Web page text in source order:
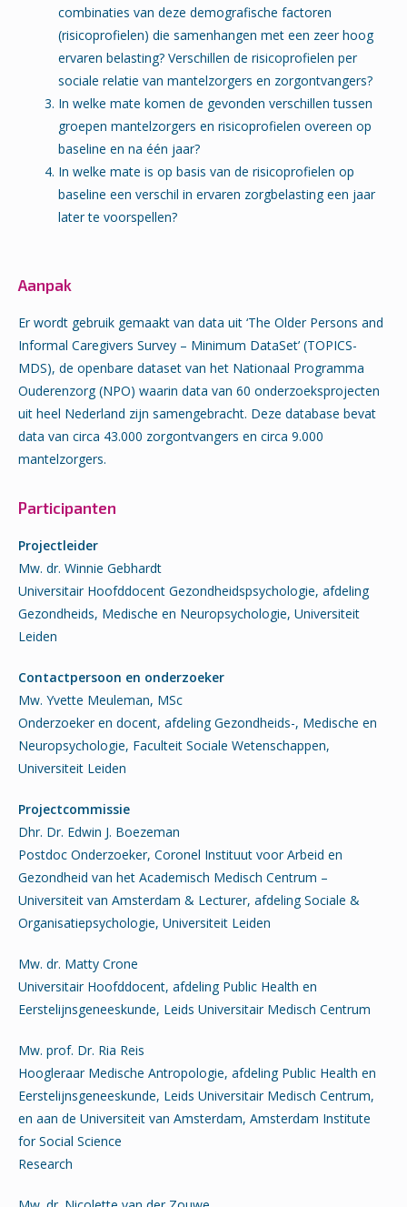
combinaties van deze demografische factoren
(risicoprofielen) die samenhangen met een zeer hoog
ervaren belasting? Verschillen de risicoprofielen per
sociale relatie van mantelzorgers en zorgontvangers?
In welke mate komen de gevonden verschillen tussen
groepen mantelzorgers en risicoprofielen overeen op
baseline en na één jaar?
In welke mate is op basis van de risicoprofielen op
baseline een verschil in ervaren zorgbelasting een jaar
later te voorspellen?
Aanpak
Er wordt gebruik gemaakt van data uit ‘The Older Persons and
Informal Caregivers Survey – Minimum DataSet’ (TOPICS-
MDS), de openbare dataset van het Nationaal Programma
Ouderenzorg (NPO) waarin data van 60 onderzoeksprojecten
uit heel Nederland zijn samengebracht. Deze database bevat
data van circa 43.000 zorgontvangers en circa 9.000
mantelzorgers.
Participanten
Projectleider
Mw. dr. Winnie Gebhardt
Universitair Hoofddocent Gezondheidspsychologie, afdeling
Gezondheids, Medische en Neuropsychologie, Universiteit
Leiden
Contactpersoon en onderzoeker
Mw. Yvette Meuleman, MSc
Onderzoeker en docent, afdeling Gezondheids-, Medische en
Neuropsychologie, Faculteit Sociale Wetenschappen,
Universiteit Leiden
Projectcommissie
Dhr. Dr. Edwin J. Boezeman
Postdoc Onderzoeker, Coronel Instituut voor Arbeid en
Gezondheid van het Academisch Medisch Centrum –
Universiteit van Amsterdam & Lecturer, afdeling Sociale &
Organisatiepsychologie, Universiteit Leiden
Mw. dr. Matty Crone
Universitair Hoofddocent, afdeling Public Health en
Eerstelijnsgeneeskunde, Leids Universitair Medisch Centrum
Mw. prof. Dr. Ria Reis
Hoogleraar Medische Antropologie, afdeling Public Health en
Eerstelijnsgeneeskunde, Leids Universitair Medisch Centrum,
en aan de Universiteit van Amsterdam, Amsterdam Institute
for Social Science
Research